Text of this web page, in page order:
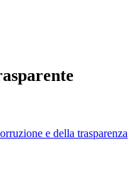
e della trasparenza